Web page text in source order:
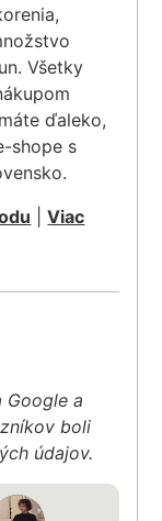
Všetky
ďaleko,
shope s
|Viac
Google a
boli
údajov.